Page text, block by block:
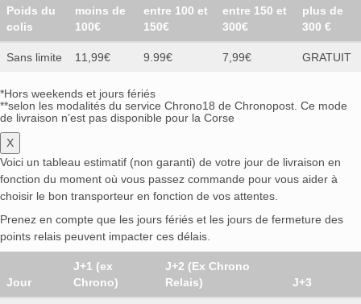
Poids du
colis
moins de
100€
entre 100 et
150€
entre 150 et
300€
plus de
300 €
Sans limite 11,99€ 9.99€ 7,99€ GRATUIT
*Hors weekends et jours fériés
**selon les modalités du service Chrono18 de Chronopost. Ce mode
de livraison n’est pas disponible pour la Corse
X
Voici un tableau estimatif (non garanti) de votre jour de livraison en
fonction du moment où vous passez commande pour vous aider à
choisir le bon transporteur en fonction de vos attentes.
Prenez en compte que les jours fériés et les jours de fermeture des
points relais peuvent impacter ces délais.
Jour
J+1 (ex
Chrono)
J+2 (Ex Chrono
Relais)
J+3